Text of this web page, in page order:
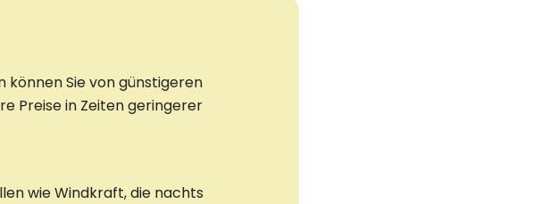
können Sie von günstigeren
Preise in Zeiten geringerer
wie Windkraft, die nachts